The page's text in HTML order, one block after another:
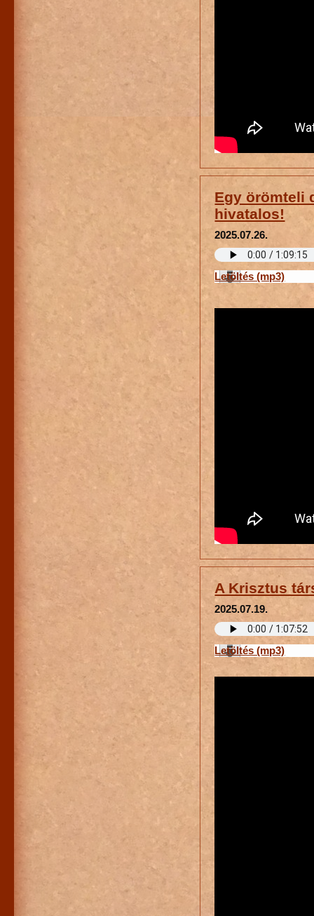
Egy örömteli
hivatalos!
2025.07.26.
Letöltés (mp3)
A Krisztus
2025.07.19.
Letöltés (mp3)